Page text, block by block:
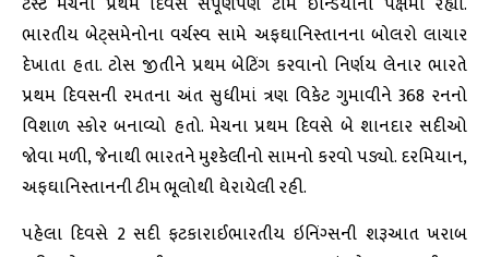
ભારતીય બેટ્સમેનોના વર્ચસ્વ સામે અફઘાનિસ્તાનના બોલરો લાચાર
દેખાતા હતા. ટોસ જીતીને પ્રથમ બેટિંગ કરવાનો નિર્ણય લેનાર ભારતે
પ્રથમ દિવસની રમતના અંત સુધીમાં ત્રણ વિકેટ ગુમાવીને 368 રનનો
વિશાળ સ્કોર બનાવ્યો હતો. મેચના પ્રથમ દિવસે બે શાનદાર સદીઓ
જોવા મળી, જેનાથી ભારતને મુશ્કેલીનો સામનો કરવો પડ્યો. દરમિયાન,
અફઘાનિસ્તાનની ટીમ ભૂલોથી ઘેરાયેલી રહી.
પહેલા દિવસે 2 સદી ફટકારાઈભારતીય ઇનિંગ્સની શરૂઆત ખરાબ